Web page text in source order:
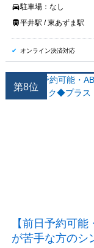
駐車場： なし
平井駅 / 東あずま駅
オンライン決済対応
第8位
【前日予約可
が苦手な方の